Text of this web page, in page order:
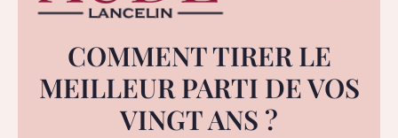
COMMENT TIRER LE
MEILLEUR PARTI DE VOS
VINGT ANS ?